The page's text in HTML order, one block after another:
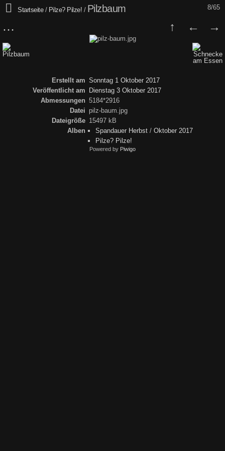
8/65
Startseite/ Pilze? Pilze! / Pilzbaum
Erstellt am Sonntag 1 Oktober 2017
Veröffentlicht am
Dienstag 3 Oktober 2017
Abmessungen 5184*2916
Datei pilz-baum.jpg
Dateigröße 15497 kB
Alben
Spandauer Herbst/ Oktober 2017
Pilze? Pilze!
Powered by Piwigo